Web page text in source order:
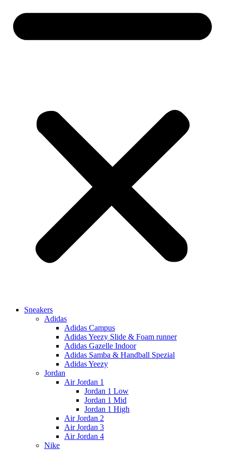
Sneakers
Adidas
Adidas Campus
Adidas Yeezy Slide & Foam runner
Adidas Gazelle Indoor
Adidas Samba & Handball Spezial
Adidas Yeezy
Jordan
Air Jordan 1
Jordan 1 Low
Jordan 1 Mid
Jordan 1 High
Air Jordan 2
Air Jordan 3
Air Jordan 4
Nike